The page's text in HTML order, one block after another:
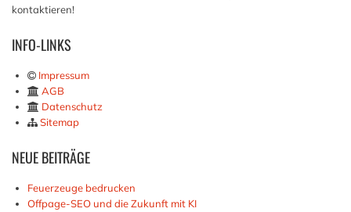
kontaktieren!
INFO-LINKS
Impressum
AGB
Datenschutz
Sitemap
NEUEBEITRÄGE
Feuerzeuge bedrucken
Offpage-SEO und die Zukunft mit KI